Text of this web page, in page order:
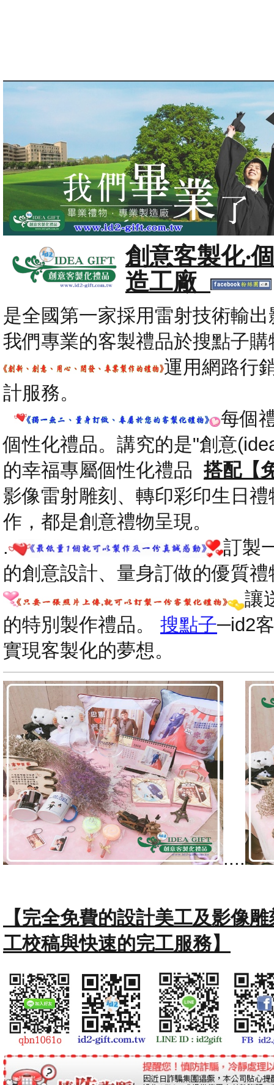
創意客製化‧
造工廠
是全國第一家採用雷射技術輸
我們專業的客製禮品於搜點子
運用網路行
計服務。
每個
個性化禮品。講究的是"創意
的幸福專屬個性化禮品搭配【
影像雷射雕刻、轉印彩印生日禮
作，都是創意禮物呈現。
.
訂製
的創意設計、量身訂做的優質禮
讓
的特別製作禮品。 搜點子─id2
實現客製化的夢想。
....
【完全免費的設計美工及影像
工校稿與快速的完工服務】